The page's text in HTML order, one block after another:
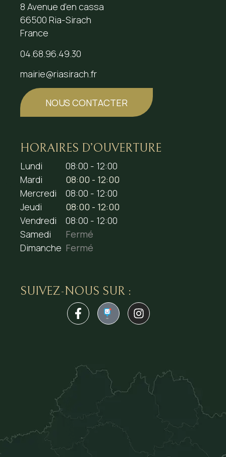
8 Avenue d’en cassa
66500 Ria-Sirach
France
04.68.96.49.30
mairie@riasirach.fr
NOUS CONTACTER
HORAIRES D’OUVERTURE
Lundi
08:00 - 12:00
Mardi
08:00 - 12:00
Mercredi
08:00 - 12:00
Jeudi
08:00 - 12:00
Vendredi
08:00 - 12:00
Samedi
Fermé
Dimanche Fermé
SUIVEZ-NOUS SUR :
1